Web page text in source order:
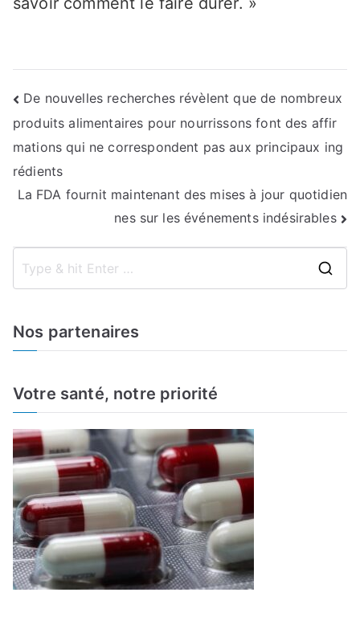
Navigation
de
l’article
De nouvelles recherches révèlent que de nombreux
produits alimentaires pour nourrissons font des affir
mations qui ne correspondent pas aux principaux ing
rédients
La FDA fournit maintenant des mises à jour quotidien
nes sur les événements indésirables
f
Nos partenaires
Votre santé, notre priorité